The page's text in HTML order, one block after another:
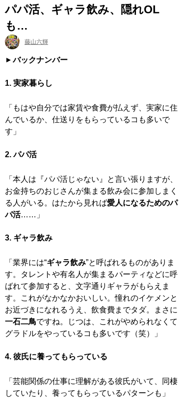
パパ活、ギャラ飲み、隠れOL
も…
藤山六輝
バックナンバー
1. 実家暮らし
「もはや自分では家賃や食費が払えず、実家に住
んでいるか、仕送りをもらっているコも多いで
す」
2. パパ活
「本人は『パパ活じゃない』と言い張りますが、
お金持ちのおじさんが集まる飲み会に参加しまく
る人がいる。はたから見れば愛人になるためのパ
パ活……」
3. ギャラ飲み
「業界には“ギャラ飲み”と呼ばれるものがありま
す。タレントや有名人が集まるパーティなどに呼
ばれて参加すると、文字通りギャラがもらえま
す。これがなかなかおいしい。憧れのイケメンと
お近づきになれるうえ、飲食費までタダ。まさに
一石二鳥ですね。じつは、これがやめられなくて
グラドルをやっているコも多いです（笑）」
4. 彼氏に養ってもらっている
「芸能関係の仕事に理解がある彼氏がいて、同棲
していたり、養ってもらっているパターンも」